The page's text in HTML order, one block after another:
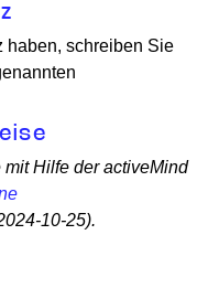
haben, schreiben Sie
Hilfe der activeMind
10-25).